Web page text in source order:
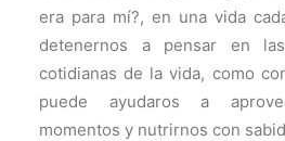
era para mí?, en una vida
detenernos a pensar en
cotidianas de la vida, como
puede ayudaros a
momentos y nutrirnos con